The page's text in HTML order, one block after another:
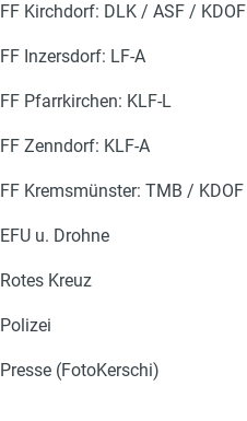
FF Kirchdorf: DLK / ASF / KDOF
FF Inzersdorf: LF-A
FF Pfarrkirchen: KLF-L
FF Zenndorf: KLF-A
FF Kremsmünster: TMB / KDOF
EFU u. Drohne
Rotes Kreuz
Polizei
Presse (FotoKerschi)